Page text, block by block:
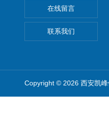
在线留言
联系我们
Copyright © 2026 西安凯